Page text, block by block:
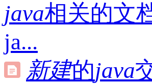
java相关的文
ja...
新建的java